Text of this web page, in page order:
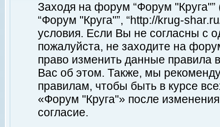
Заходя на форум “Форум
“Форум "Круга"”, “http://krug-
условия. Если Вы не согласны с
пожалуйста, не заходите на
право изменить данные правила
Вас об этом. Также, мы
правилам, чтобы быть в курсе
«Форум "Круга"» после
согласие.